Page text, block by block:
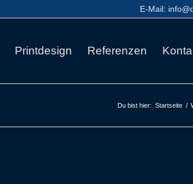
E-Mail:
Printdesign Referenzen
Du bist hier: Startseite /